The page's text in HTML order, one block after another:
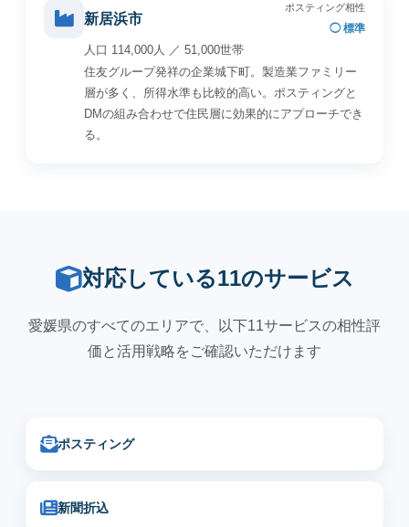
新居浜市
ポスティング相性
◯ 標準
人口 114,000人 ／ 51,000世帯
住友グループ発祥の企業城下町。製造業ファミリー
層が多く、所得水準も比較的高い。ポスティングと
DMの組み合わせで住民層に効果的にアプローチでき
る。
対応している11のサービス
愛媛県のすべてのエリアで、以下11サービスの相性評
価と活用戦略をご確認いただけます
ポスティング
新聞折込